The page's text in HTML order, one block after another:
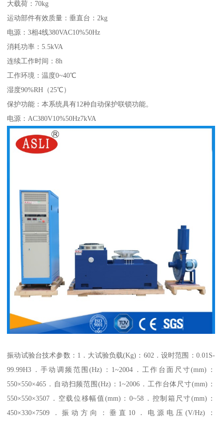
大载荷：70kg
运动部件有效质量：垂直台：2kg
电源：3相4线380VAC10%50Hz
消耗功率：5.5kVA
连续工作时间：8h
工作环境：温度0~40℃
湿度90%RH（25℃）
保护功能：本系统具有12种自动保护联锁功能。
电源：AC380V10%50Hz7kVA
振动试验台技术参数：1．大试验负载(Kg)：602．设时范围：0.01S-
99.99H3．手动调频范围(Hz)：1~2004．工作台面尺寸(mm)：
550×550×465．自动扫频范围(Hz)：1~2006．工作台体尺寸(mm)：
550×550×3507．空载位移幅值(mm)：0~58．控制箱尺寸(mm)：
450×330×7509．振动方向：垂直10．电源电压(V/Hz)：